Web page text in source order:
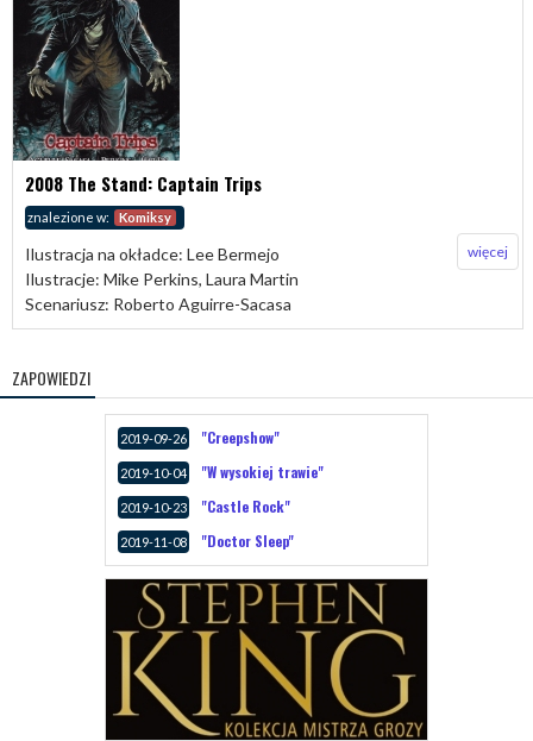
2008 The Stand: Captain Trips
znalezione w: Komiksy
Ilustracja na okładce: Lee Bermejo
Ilustracje: Mike Perkins, Laura Martin
Scenariusz: Roberto Aguirre-Sacasa
więcej
ZAPOWIEDZI
2019-09-26 "Creepshow"
2019-10-04 "W wysokiej trawie"
2019-10-23 "Castle Rock"
2019-11-08 "Doctor Sleep"